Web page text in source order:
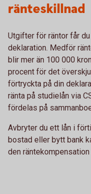
ränteskillnad
Utgifter för räntor får
deklaration. Medför
blir mer än 100 000
procent för det
förtryckta på din
ränta på studielån via
fördelas på
Avbryter du ett lån i
bostad eller bytt bank
den